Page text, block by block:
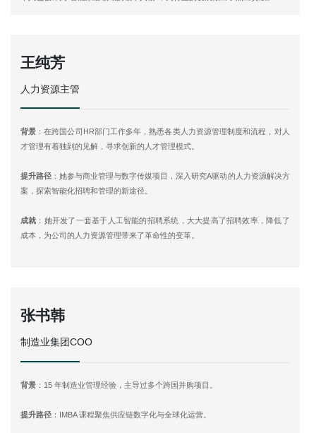
王纯芳
人力资源主管
背景 ：在跨国公司HR部门工作多年，熟悉各类人力资源管理制度和流程，对人
才管理有着独到的见解，寻求创新的人才管理模式。
提升路径 ：她参与商业管理与数字传媒项目，深入研究A驱动的人力资源解决方
案，探索智能化招聘和管理的新途径。
成就 ：她开发了一套基于人工智能的招聘系统，大大提高了招聘效率，降低了
成本，为公司的人力资源管理带来了革命性的变革。
张书韩
制造业集团COO
背景 ：15 年制造业管理经验，主导过多个跨国并购项目。
提升路径 ：IMBA 课程聚焦供应链数字化与全球化运营。